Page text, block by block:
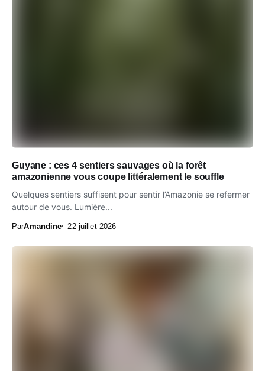
Guyane : ces 4 sentiers sauvages où la forêt
amazonienne vous coupe littéralement le souffle
Quelques sentiers suffisent pour sentir l’Amazonie se refermer
autour de vous. Lumière...
ParAmandine 22 juillet 2026